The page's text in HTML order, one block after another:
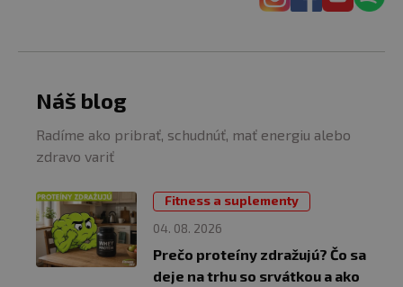
Náš blog
Radíme ako pribrať, schudnúť, mať energiu alebo
zdravo variť
04. 08. 2026
Fitness a suplementy
Prečo proteíny zdražujú? Čo sa
deje na trhu so srvátkou a ako